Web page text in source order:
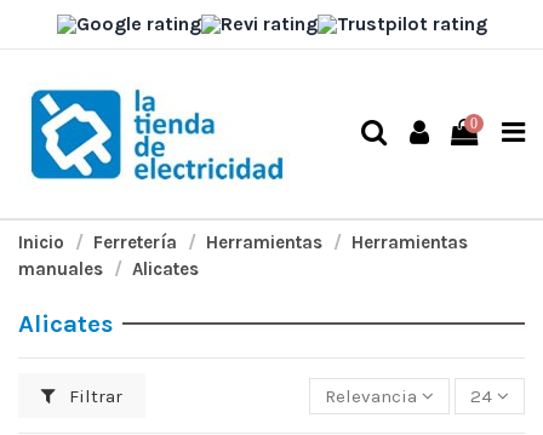
0
Inicio Ferretería Herramientas
Herramientas
manuales
Alicates
Alicates
Filtrar Relevancia 24